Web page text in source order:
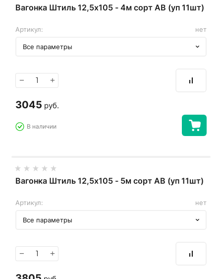
Вагонка Штиль 12,5х105 - 4м сорт АВ (уп 11шт)
Артикул: нет
Все параметры
− +
3045 руб.
В наличии
Вагонка Штиль 12,5х105 - 5м сорт АВ (уп 11шт)
Артикул: нет
Все параметры
− +